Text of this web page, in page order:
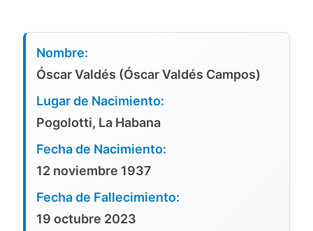
Nombre:
Óscar Valdés (Óscar Valdés Campos)
Lugar de Nacimiento:
Pogolotti, La Habana
Fecha de Nacimiento:
12 noviembre 1937
Fecha de Fallecimiento:
19 octubre 2023